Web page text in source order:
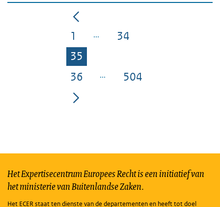
Pagina
1 Pagina
34
Pagina
35
Pagina
36 Pagina
504
Het Expertisecentrum Europees Recht is een initiatief van
het ministerie van Buitenlandse Zaken.
Het ECER staat ten dienste van de departementen en heeft tot doel